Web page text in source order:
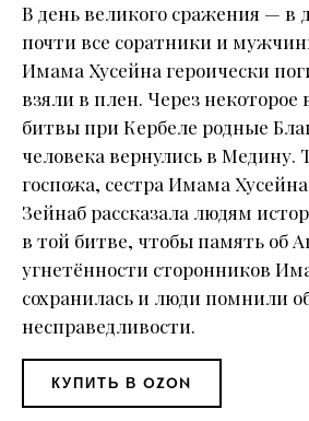
В день великого сражения —
почти все соратники и
Имама Хусейна героически
взяли в плен. Через некоторое
битвы при Кербеле родные
человека вернулись в Медину.
госпожа, сестра Имама
Зейнаб рассказала людям
в той битве, чтобы память об
угнетённости сторонников
сохранилась и люди помнили
несправедливости.
КУПИТЬ В OZON